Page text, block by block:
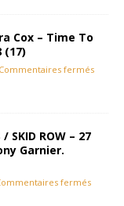
Cox – Time To
(17)
Commentaires fermés
SKID ROW – 27
Garnier.
fermés